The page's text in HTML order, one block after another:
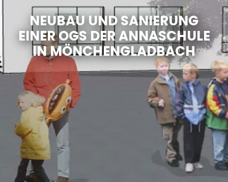
NEUBAU UND SANIERUNG
EINER OGS DER ANNASCHULE
IN MÖNCHENGLADBACH